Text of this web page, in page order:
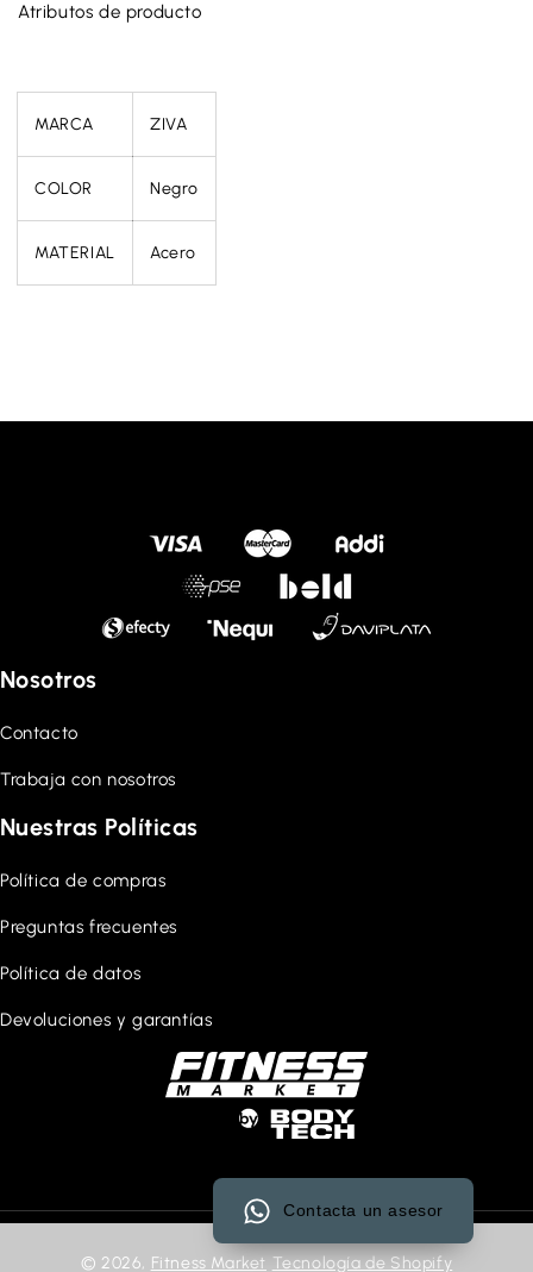
Atributos de producto
MARCA ZIVA
COLOR Negro
MATERIAL Acero
Nosotros
Contacto
Trabaja con nosotros
Nuestras Políticas
Política de compras
Preguntas frecuentes
Política de datos
Devoluciones y garantías
© 2026, Fitness Market Tecnología de Shopify
Contacta un asesor